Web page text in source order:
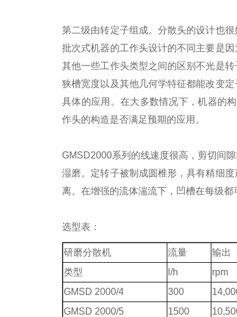
第二级由转定子组成。分散头的设计也
批次式机器的工作头设计的不同主要是
其他一些工作头类型之间的区别不光是
狭槽宽度以及其他几何学特征都能改变
具体的应用。在大多数情况下，机器的
作头的构造是否满足预期的应用。
GMSD2000系列的线速度很高，剪切间
湿磨。定转子被制成圆椎形，具有精细
离。在增强的流体湍流下，凹槽在每级
选型表：
研磨分散机 流量 输出
类型
l/h rpm
GMSD 2000/4
300
GMSD 2000/5
1500